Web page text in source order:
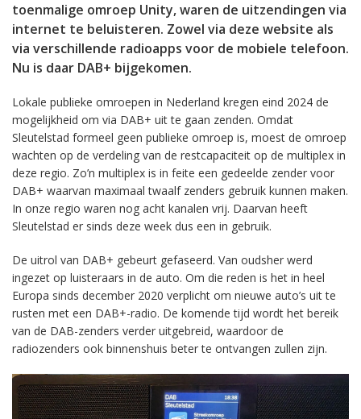
toenmalige omroep Unity, waren de uitzendingen via
internet te beluisteren. Zowel via deze website als
via verschillende radioapps voor de mobiele telefoon.
Nu is daar DAB+ bijgekomen.
Lokale publieke omroepen in Nederland kregen eind 2024 de
mogelijkheid om via DAB+ uit te gaan zenden. Omdat
Sleutelstad formeel geen publieke omroep is, moest de omroep
wachten op de verdeling van de restcapaciteit op de multiplex in
deze regio. Zo’n multiplex is in feite een gedeelde zender voor
DAB+ waarvan maximaal twaalf zenders gebruik kunnen maken.
In onze regio waren nog acht kanalen vrij. Daarvan heeft
Sleutelstad er sinds deze week dus een in gebruik.
De uitrol van DAB+ gebeurt gefaseerd. Van oudsher werd
ingezet op luisteraars in de auto. Om die reden is het in heel
Europa sinds december 2020 verplicht om nieuwe auto’s uit te
rusten met een DAB+-radio. De komende tijd wordt het bereik
van de DAB-zenders verder uitgebreid, waardoor de
radiozenders ook binnenshuis beter te ontvangen zullen zijn.